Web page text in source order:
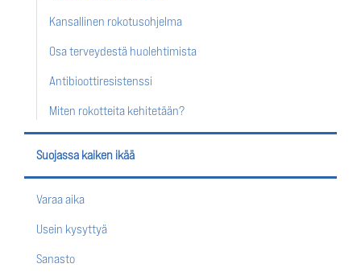
Kansallinen rokotusohjelma
Osa terveydestä huolehtimista
Antibioottiresistenssi
Miten rokotteita kehitetään?
Suojassa kaiken ikää
Varaa aika
Usein kysyttyä
Sanasto